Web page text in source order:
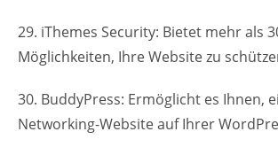
29. iThemes Security: Bietet mehr als
Möglichkeiten, Ihre Website zu
30. BuddyPress: Ermöglicht es Ihnen,
Networking-Website auf Ihrer